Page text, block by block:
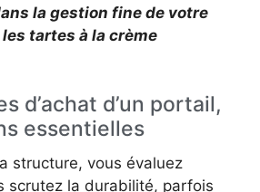
la gestion fine de votre
tartes à la crème
d’achat d’un portail,
essentielles
structure, vous évaluez
scrutez la durabilité, parfois